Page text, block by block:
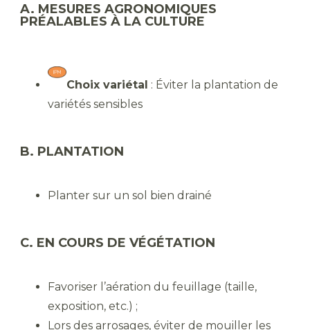
A. MESURES AGRONOMIQUES
PRÉALABLES À LA CULTURE
Choix variétal : Éviter la plantation de
variétés sensibles
B. PLANTATION
Planter sur un sol bien drainé
C. EN COURS DE VÉGÉTATION
Favoriser l’aération du feuillage (taille,
exposition, etc.) ;
Lors des arrosages, éviter de mouiller les